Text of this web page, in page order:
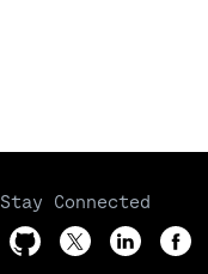
Stay Connected